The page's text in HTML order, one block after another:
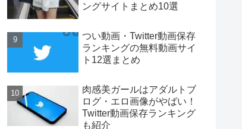
ングサイトまとめ10選
つい動画・Twitter動画保存
ランキングの無料動画サイ
ト12選まとめ
肉感美ガールはアダルトブ
ログ・エロ画像がやばい！
Twitter動画保存ランキング
も紹介